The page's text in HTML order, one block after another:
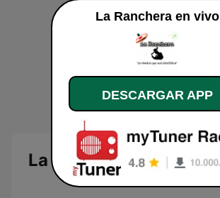
La Ranchera
La Ranchera en vivo
DESCARGAR APP